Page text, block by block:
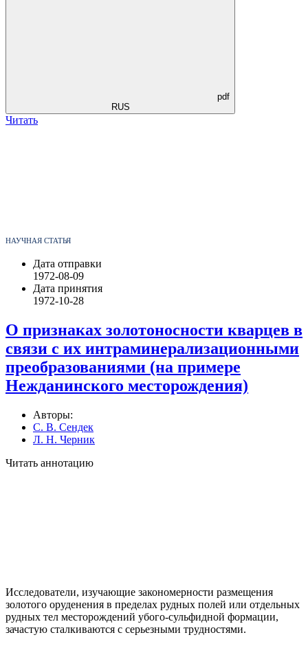
pdf
RUS
Читать
НАУЧНАЯ СТАТЬЯ
Дата отправки
1972-08-09
Дата принятия
1972-10-28
О признаках золотоносности кварцев в
связи с их интраминерализационными
преобразованиями (на примере
Нежданинского месторождения)
Авторы:
С. В. Сендек
Л. Н. Черник
Читать аннотацию
Исследователи, изучающие закономерности размещения
золотого оруденения в пределах рудных полей или отдельных
рудных тел мес­торождений убого-сульфидной формации,
зачастую сталкиваются с серьезными трудностями.